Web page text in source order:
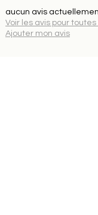
aucun avis
Voir les avis pour
Ajouter mon avis